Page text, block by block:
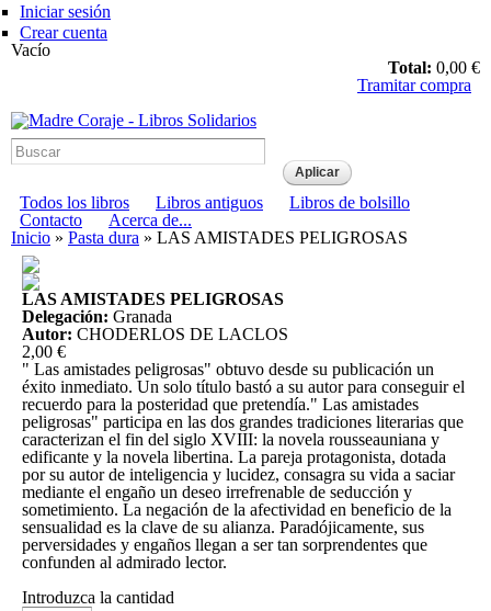
Iniciar sesión
Crear cuenta
Vacío
Total: 0,00 €
Tramitar compra
Solidarios
Menú principal
Todos los libros Libros antiguos
Libros de bolsillo
Menú secundario
Contacto
Acerca de...
Usted está aquí
Inicio » Pasta dura » LAS AMISTADES PELIGROSAS
LAS AMISTADES PELIGROSAS
Delegación: Granada
Autor: CHODERLOS DE LACLOS
2,00 €
" Las amistades peligrosas" obtuvo desde su publicación un
éxito inmediato. Un solo título bastó a su autor para conseguir el
recuerdo para la posteridad que pretendía." Las amistades
peligrosas" participa en las dos grandes tradiciones literarias que
caracterizan el fin del siglo XVIII: la novela rousseauniana y
edificante y la novela libertina. La pareja protagonista, dotada
por su autor de inteligencia y lucidez, consagra su vida a saciar
mediante el engaño un deseo irrefrenable de seducción y
sometimiento. La negación de la afectividad en beneficio de la
sensualidad es la clave de su alianza. Paradójicamente, sus
perversidades y engaños llegan a ser tan sorprendentes que
confunden al admirado lector.
Introduzca la cantidad